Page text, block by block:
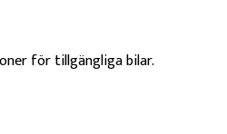
för tillgängliga bilar.